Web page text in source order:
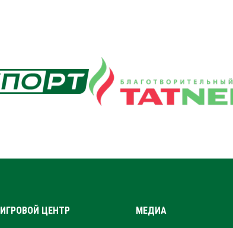
ИГРОВОЙ ЦЕНТР МЕДИА